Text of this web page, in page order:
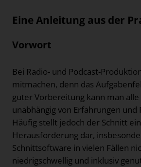
Eine Anleitung aus der
Vorwort
Bei Radio- und Podcast-
mitmachen, denn das
guter Vorbereitung kann man
unabhängig von Erfahrungen und
Häufig stellt jedoch der Schnitt
Herausforderung dar,
Schnittsoftware in vielen Fällen
niedrigschwellig und inklusiv